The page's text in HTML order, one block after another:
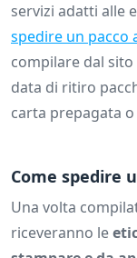
servizi adatti alle
spedire un pacco
compilare dal
data di ritiro
carta prepagata
Come spedire
Una volta
riceveranno le